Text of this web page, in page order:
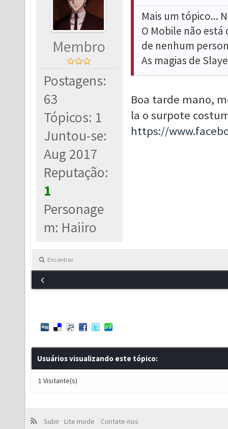
Membro
Postagens:
63
Tópicos: 1
Juntou-se:
Aug 2017
Reputação:
1
Personage
m: Haiiro
Mais um tópico...
O Mobile não
de nenhum
As magias de
Boa tarde mano,
la o surpote
https://
Encontrar
Usuários visualizando este tópico:
1 Visitante(s)
Subir Lite mode Contate-nos